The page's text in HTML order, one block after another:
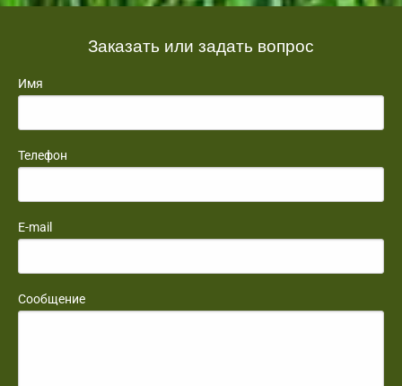
Заказать или задать вопрос
Имя
Телефон
E-mail
Сообщение